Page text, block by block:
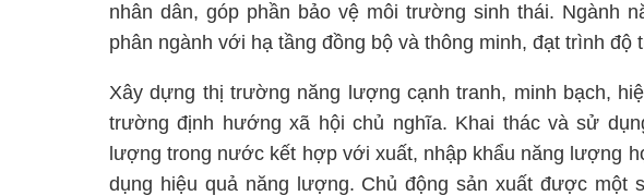
nhân dân, góp phần bảo vệ môi trường sinh thái. Ngành
phân ngành với hạ tầng đồng bộ và thông minh, đạt trình độ
Xây dựng thị trường năng lượng cạnh tranh, minh bạch,
trường định hướng xã hội chủ nghĩa. Khai thác và sử
lượng trong nước kết hợp với xuất, nhập khẩu năng lượng
dụng hiệu quả năng lượng. Chủ động sản xuất được một